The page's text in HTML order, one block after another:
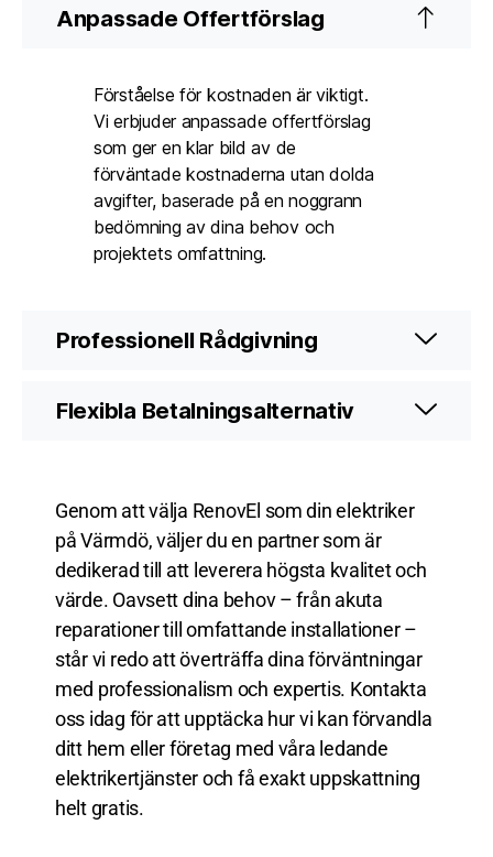
Anpassade Offertförslag
Förståelse för kostnaden är viktigt.
Vi erbjuder anpassade offertförslag
som ger en klar bild av de
förväntade kostnaderna utan dolda
avgifter, baserade på en noggrann
bedömning av dina behov och
projektets omfattning.
Professionell Rådgivning
Flexibla Betalningsalternativ
Genom att välja RenovEl som din elektriker
på Värmdö, väljer du en partner som är
dedikerad till att leverera högsta kvalitet och
värde. Oavsett dina behov – från akuta
reparationer till omfattande installationer –
står vi redo att överträffa dina förväntningar
med professionalism och expertis. Kontakta
oss idag för att upptäcka hur vi kan förvandla
ditt hem eller företag med våra ledande
elektrikertjänster och få exakt uppskattning
helt gratis.